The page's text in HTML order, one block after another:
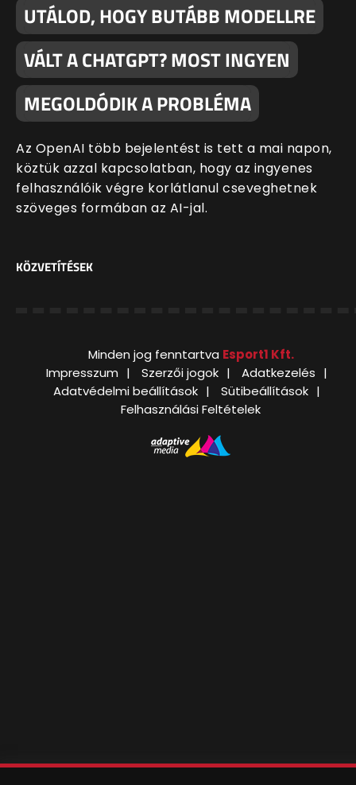
UTÁLOD, HOGY BUTÁBB MODELLRE
VÁLT A CHATGPT? MOST INGYEN
MEGOLDÓDIK A PROBLÉMA
Az OpenAI több bejelentést is tett a mai napon,
köztük azzal kapcsolatban, hogy az ingyenes
felhasználóik végre korlátlanul cseveghetnek
szöveges formában az AI-jal.
KÖZVETÍTÉSEK
Minden jog fenntartva Esport1 Kft.
Impresszum
Szerzői jogok
Adatkezelés
Adatvédelmi beállítások
Sütibeállítások
Felhasználási Feltételek